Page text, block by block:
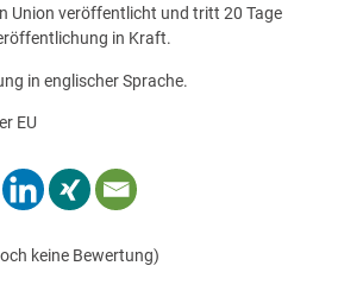
Union veröffentlicht und tritt 20 Tage
in Kraft.
in englischer Sprache.
EU
keine Bewertung)